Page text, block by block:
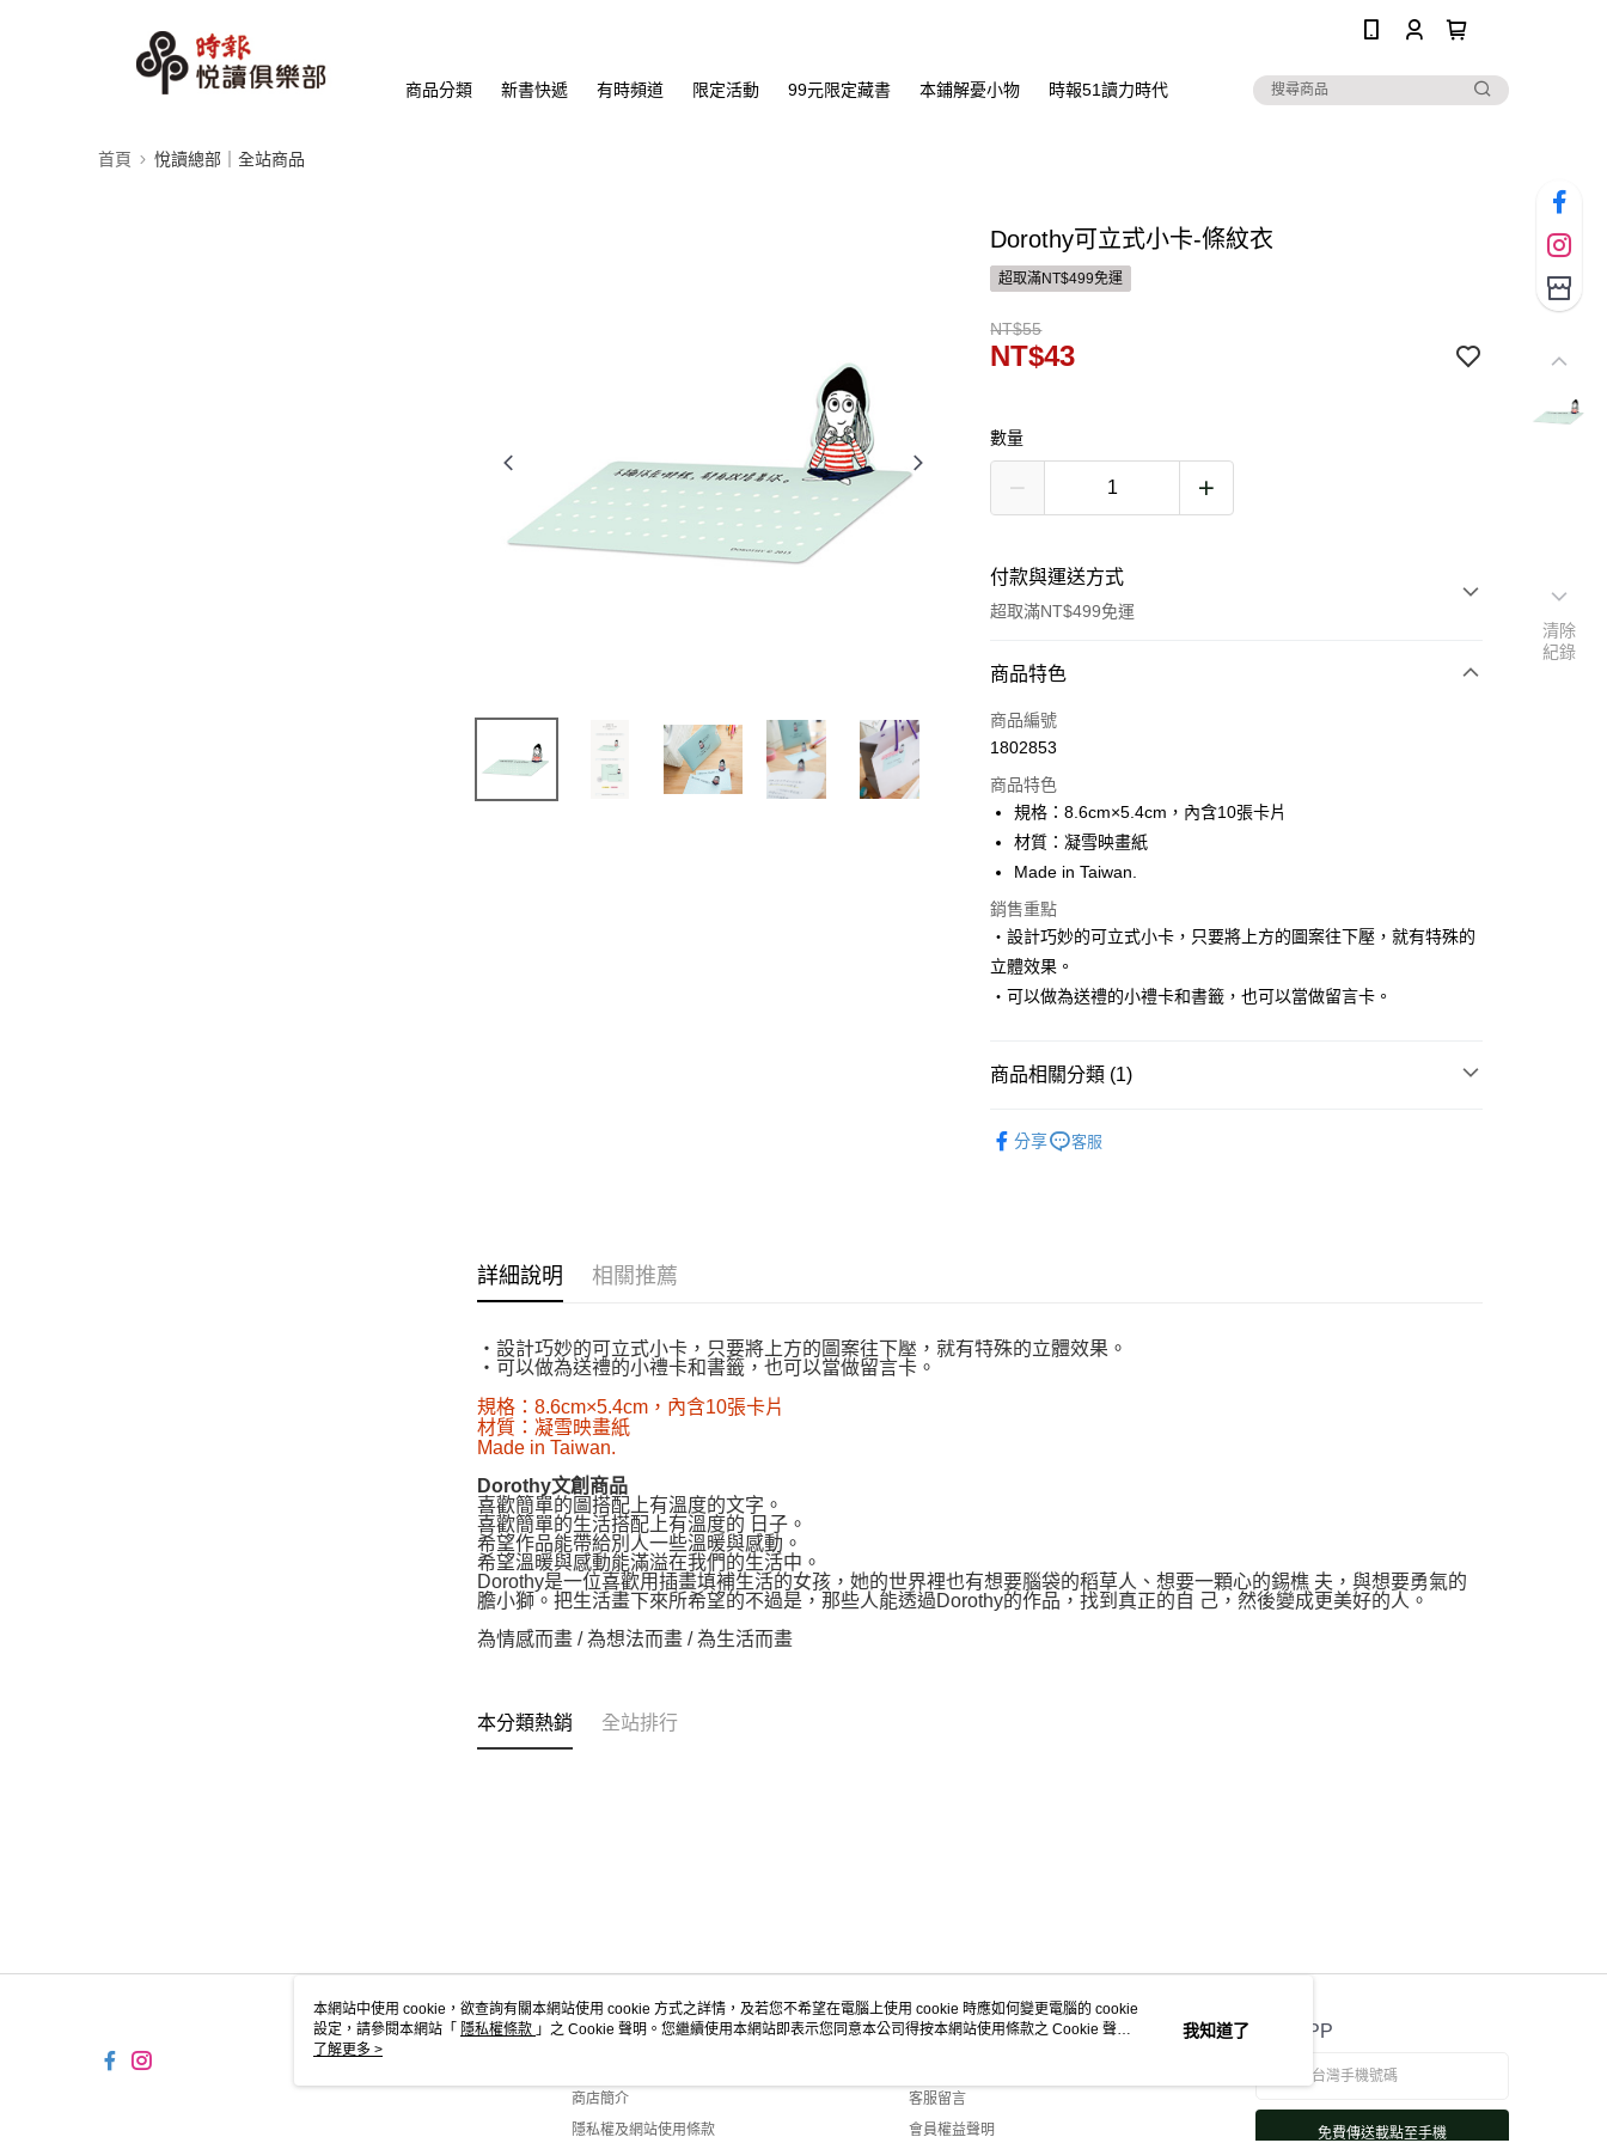
商品分類 新書快遞 有時頻道 限定活動 99元限定藏書 本鋪解憂小物 時報51讀力時代
首頁 悅讀總部｜全站商品
Dorothy可立式小卡-條紋衣
超取滿NT$499免運
NT$55
NT$43
數量
付款與運送方式
超取滿NT$499免運
付款方式
信用卡一次付款
運送方式
付款後全家取貨
每筆NT$60，滿NT$499(含以上)免運費
付款後7-11取貨
每筆NT$60，滿NT$499(含以上)免運費
每筆NT$100，滿NT$499(含以上)免運費
商品特色
商品編號
1802853
商品特色
規格：8.6cm×5.4cm，內含10張卡片
材質：凝雪映畫紙
Made in Taiwan.
銷售重點
‧設計巧妙的可立式小卡，只要將上方的圖案往下壓，就有特殊的
立體效果。
‧可以做為送禮的小禮卡和書籤，也可以當做留言卡。
商品相關分類 (1)
分享
客服
詳細說明 相關推薦
‧設計巧妙的可立式小卡，只要將上方的圖案往下壓，就有特殊的立體效果。
‧可以做為送禮的小禮卡和書籤，也可以當做留言卡。
規格：8.6cm×5.4cm，內含10張卡片
材質：凝雪映畫紙
Made in Taiwan.
Dorothy文創商品
喜歡簡單的圖搭配上有溫度的文字。
喜歡簡單的生活搭配上有溫度的 日子。
希望作品能帶給別人一些溫暖與感動。
希望溫暖與感動能滿溢在我們的生活中。
Dorothy是一位喜歡用插畫填補生活的女孩，她的世界裡也有想要腦袋的稻草人、想要一顆心的錫樵 夫，與想要勇氣的
膽小獅。把生活畫下來所希望的不過是，那些人能透過Dorothy的作品，找到真正的自 己，然後變成更美好的人。
為情感而畫 / 為想法而畫 / 為生活而畫
本分類熱銷 全站排行
關於我們
商店簡介
隱私權及網站使用條款
客服資訊
客服留言
會員權益聲明
官方APP
免費傳送載點至手機
清除
紀錄
本網站中使用 cookie，欲查詢有關本網站使用 cookie 方式之詳情，及若您不希望在電腦上使用 cookie 時應如何變更電腦的 cookie
設定，請參閱本網站「 隱私權條款 」之 Cookie 聲明。您繼續使用本網站即表示您同意本公司得按本網站使用條款之 Cookie 聲明
使用 cookie。
了解更多 >
我知道了